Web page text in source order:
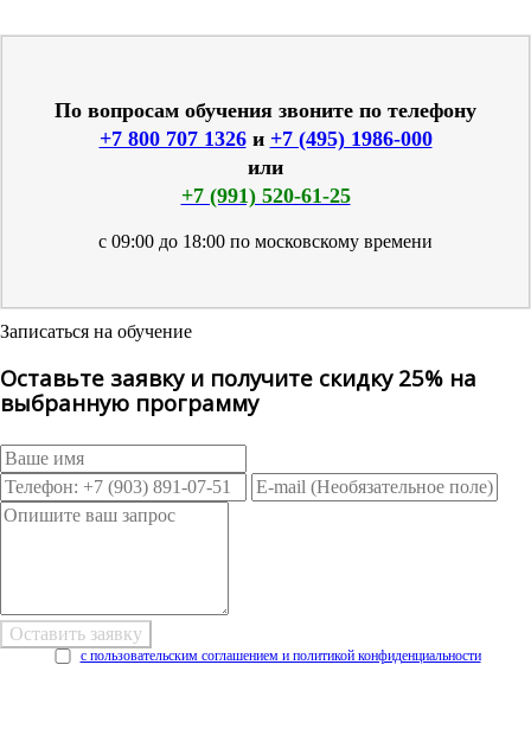
По вопросам обучения звоните по телефону
+7 800 707 1326и +7 (495) 1986-000
или
+7 (991) 520-61-25
с 09:00 до 18:00 по московскому времени
Записаться на обучение
Оставьте заявку и получите скидку 25% на
выбранную программу
с пользовательским соглашением и политикой конфиденциальности